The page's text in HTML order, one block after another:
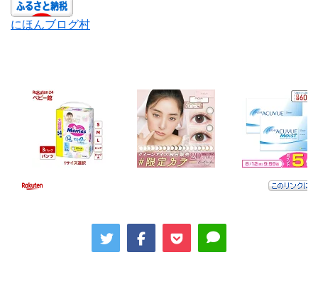
にほんブログ村